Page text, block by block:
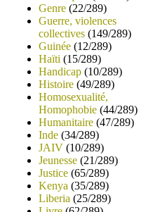
Genre (22/289)
Guerre, violences
collectives (149/289)
Guinée (12/289)
Haïti (15/289)
Handicap (10/289)
Histoire (49/289)
Homosexualité,
Homophobie (44/289)
Humanitaire (47/289)
Inde (34/289)
JAIV (10/289)
Jeunesse (21/289)
Justice (65/289)
Kenya (35/289)
Liberia (25/289)